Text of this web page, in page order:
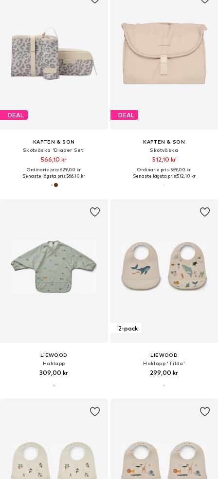
DEAL
KAPTEN & SON
Skötväska 'Diaper Set'
566,10 kr
Ordinarie pris: 629,00 kr
Senaste lägsta pris:566,10 kr
DEAL
KAPTEN & SON
Skötväska
512,10 kr
Ordinarie pris: 569,00 kr
Senaste lägsta pris:512,10 kr
LIEWOOD
Haklapp
309,00 kr
2-pack
LIEWOOD
Haklapp 'Tilda'
299,00 kr